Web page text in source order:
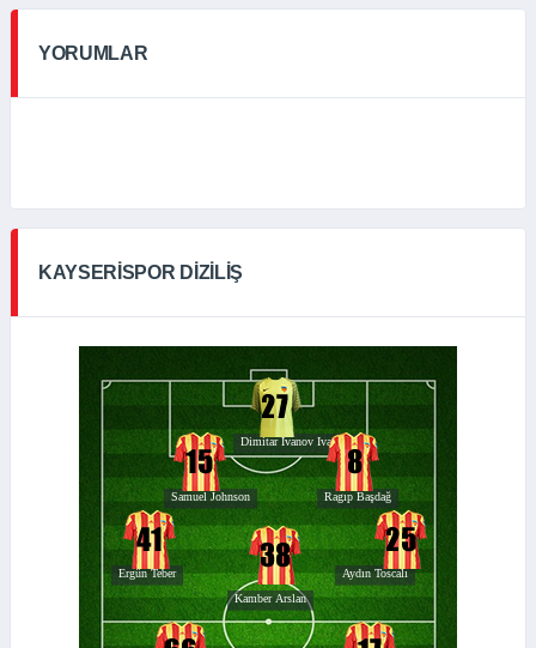
YORUMLAR
KAYSERISPOR DIZILIŞ